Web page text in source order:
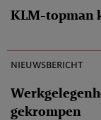
KLM-topman
nieuwsbericht
gekrompen